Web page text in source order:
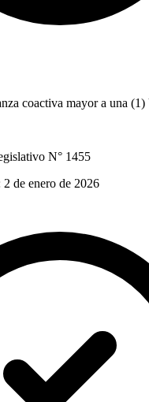
coactiva mayor a una
N° 1455
2 de enero de 2026